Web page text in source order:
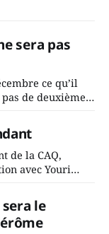
sera pas
ce qu’il
de deuxième
Bourcier en a
de la ville,
souper
de la CAQ,
avec Youri
Y songeait-il
dans 2
lesle